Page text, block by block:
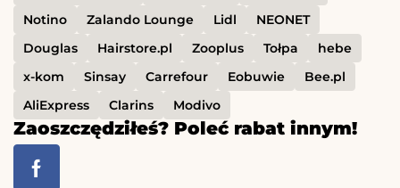
Notino
Zalando Lounge Lidl
NEONET
Douglas
Hairstore.pl Zooplus Tołpa
hebe
x-kom
Sinsay Carrefour Eobuwie
Bee.pl
AliExpress
Clarins Modivo
Zaoszczędziłeś? Poleć rabat innym!